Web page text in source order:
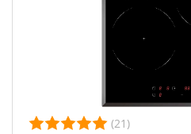
(21)